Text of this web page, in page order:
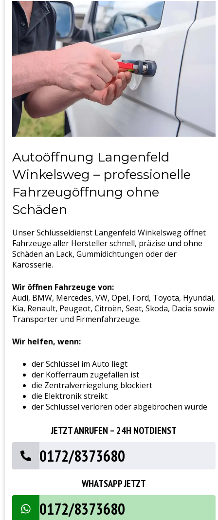
Autoöffnung Langenfeld
Winkelsweg – professionelle
Fahrzeugöffnung ohne
Schäden
Unser Schlüsseldienst Langenfeld Winkelsweg öffnet
Fahrzeuge aller Hersteller schnell, präzise und ohne
Schäden an Lack, Gummidichtungen oder der
Karosserie.
Wir öffnen Fahrzeuge von:
Audi, BMW, Mercedes, VW, Opel, Ford, Toyota, Hyundai,
Kia, Renault, Peugeot, Citroën, Seat, Skoda, Dacia sowie
Transporter und Firmenfahrzeuge.
Wir helfen, wenn:
der Schlüssel im Auto liegt
der Kofferraum zugefallen ist
die Zentralverriegelung blockiert
die Elektronik streikt
der Schlüssel verloren oder abgebrochen wurde
JETZT ANRUFEN – 24H NOTDIENST
0172/8373680
WHATSAPP JETZT
0172/8373680